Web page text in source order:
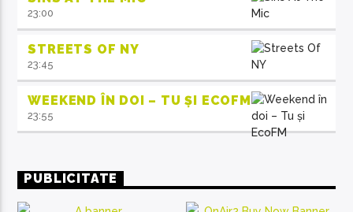
23:00
STREETS OF NY
23:45
WEEKEND ÎN DOI – TU ȘI ECOFM
23:55
PUBLICITATE